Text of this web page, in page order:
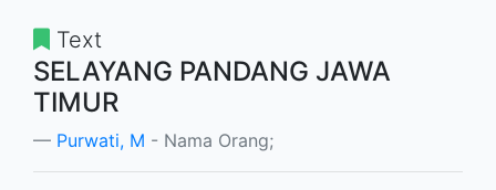
Text
SELAYANG PANDANG JAWA
TIMUR
Purwati, M - Nama Orang;